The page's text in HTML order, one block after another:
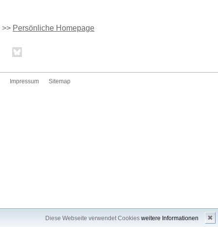
Diese Webseite verwendet Cookies weitere Informationen ✖
>> Persönliche Homepage
Impressum Sitemap